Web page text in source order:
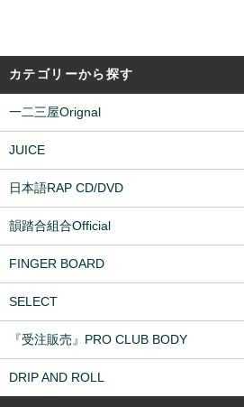
カテゴリーから探す
一二三屋Orignal
JUICE
日本語RAP CD/DVD
韻踏合組合Official
FINGER BOARD
SELECT
『受注販売』PRO CLUB BODY
DRIP AND ROLL